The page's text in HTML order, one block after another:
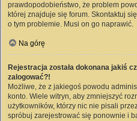
prawdopodobieństwo, że problem
której znajduje się forum. Skontaktuj
o tym problemie. Musi on go naprawić.
Na górę
Rejestracja została dokonana jakiś
zalogować?!
Możliwe, że z jakiegoś powodu
konto. Wiele witryn, aby zmniejszyć
użytkowników, którzy nic nie pisali
spróbuj zarejestrować się ponownie i